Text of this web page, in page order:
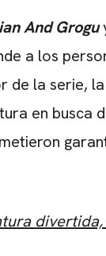
And Grogu
a los
de la serie,
en busca